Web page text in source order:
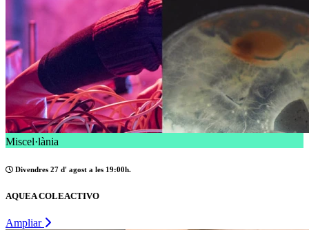
Miscel·lània
Divendres 27 d' agost a les 19:00h.
AQUEA COLEACTIVO
Ampliar